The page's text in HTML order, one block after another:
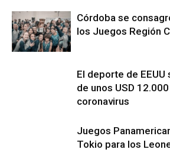
Córdoba se
los Juegos Región
El deporte de
de unos USD
coronavirus
Juegos
Tokio para los